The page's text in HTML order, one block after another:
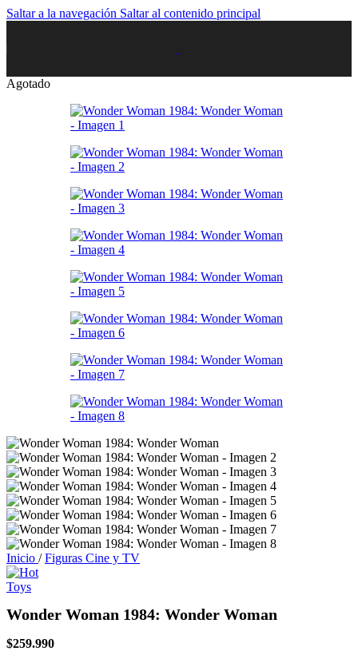
Saltar a la navegación Saltar al contenido principal
Agotado
Inicio / Figuras Cine y TV
Wonder Woman 1984: Wonder Woman
$259.990